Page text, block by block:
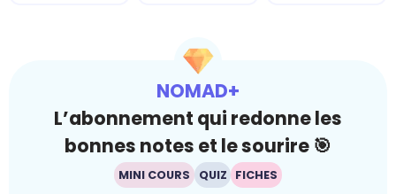
NOMAD+
L’abonnement qui redonne les
bonnes notes et le sourire 🎯
MINI COURS QUIZ FICHES